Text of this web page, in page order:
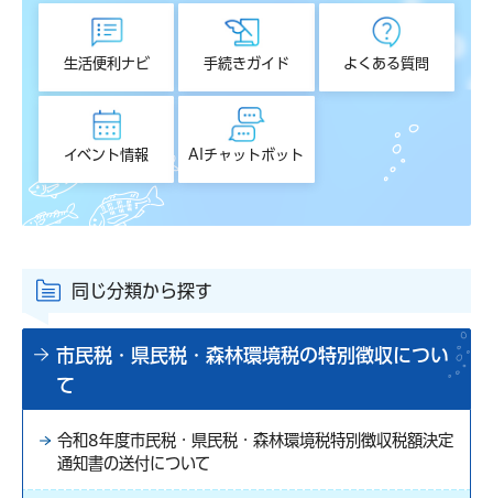
生活便利ナビ 手続きガイド よくある質問
イベント情報 AIチャットボット
同じ分類から探す
市民税・県民税・森林環境税の特別徴収につい
て
令和8年度市民税・県民税・森林環境税特別徴収税額決定
通知書の送付について